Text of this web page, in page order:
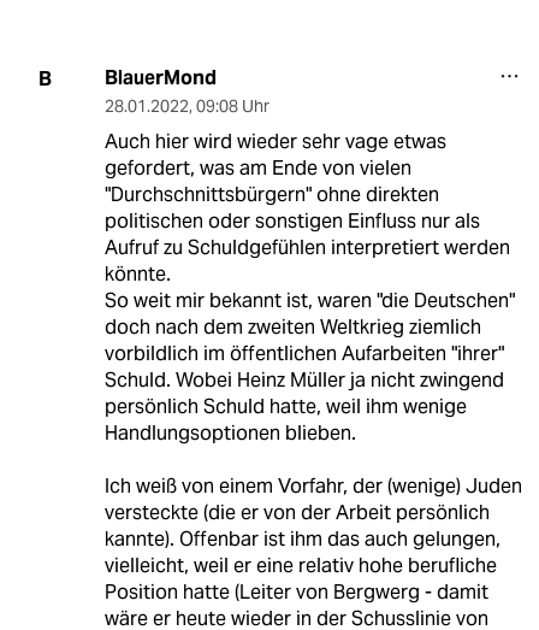
B BlauerMond
28.01.2022, 09:08 Uhr
Auch hier wird wieder sehr vage etwas
gefordert, was am Ende von vielen
"Durchschnittsbürgern" ohne direkten
politischen oder sonstigen Einfluss nur als
Aufruf zu Schuldgefühlen interpretiert werden
könnte.
So weit mir bekannt ist, waren "die Deutschen"
doch nach dem zweiten Weltkrieg ziemlich
vorbildlich im öffentlichen Aufarbeiten "ihrer"
Schuld. Wobei Heinz Müller ja nicht zwingend
persönlich Schuld hatte, weil ihm wenige
Handlungsoptionen blieben.
Ich weiß von einem Vorfahr, der (wenige) Juden
versteckte (die er von der Arbeit persönlich
kannte). Offenbar ist ihm das auch gelungen,
vielleicht, weil er eine relativ hohe berufliche
Position hatte (Leiter von Bergwerg - damit
wäre er heute wieder in der Schusslinie von